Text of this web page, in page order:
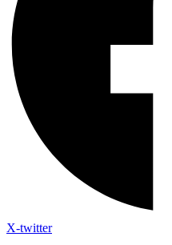
X-twitter